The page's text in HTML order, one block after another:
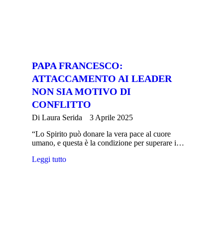
PAPA FRANCESCO:
ATTACCAMENTO AI LEADER
NON SIA MOTIVO DI
CONFLITTO
Di Laura Serida
3 Aprile 2025
“Lo Spirito può donare la vera pace al cuore
umano, e questa è la condizione per superare i…
Leggi tutto